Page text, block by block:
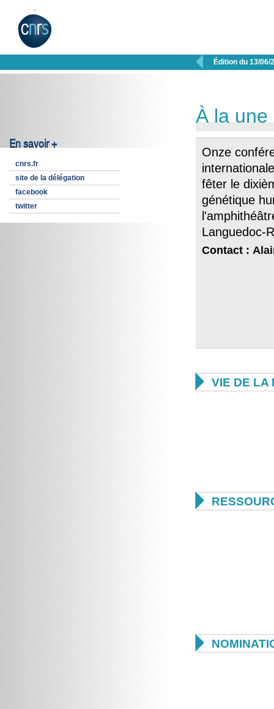
 Édition du 13/06/
En savoir +
cnrs.fr
site de la délégation
facebook
twitter
À la une
Onze
fêter le
génétique
Languedoc-
Contact :
 VIE DE LA

